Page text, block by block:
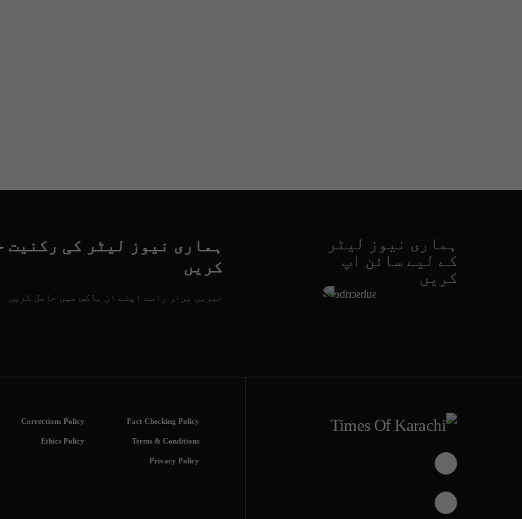
ہماری نیوز لیٹر
کے لیے سائن اپ
کریں
ہماری نیوز لیٹر کی رکنیت
کریں
خبریں براہِ راست اپنے ان باکس میں حاصل کریں
Fact Checking Policy
Corrections Policy
Terms & Conditions
Ethics Policy
Privacy Policy